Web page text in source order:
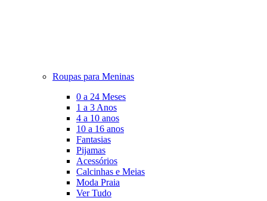
Roupas para Meninas
0 a 24 Meses
1 a 3 Anos
4 a 10 anos
10 a 16 anos
Fantasias
Pijamas
Acessórios
Calcinhas e Meias
Moda Praia
Ver Tudo